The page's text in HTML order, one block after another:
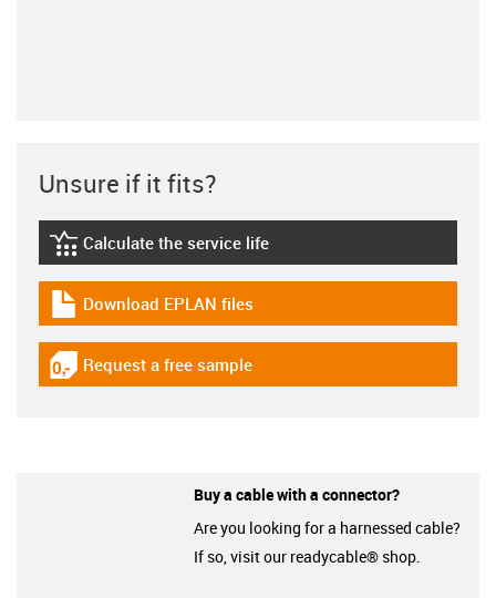
Unsure if it fits?
igus-icon-lebensdauerrechner
Calculate the service life
igus-icon-download-plan
Download EPLAN files
igus-icon-gratismuster
Request a free sample
Buy a cable with a connector?
Are you looking for a harnessed cable?
If so, visit our readycable® shop.